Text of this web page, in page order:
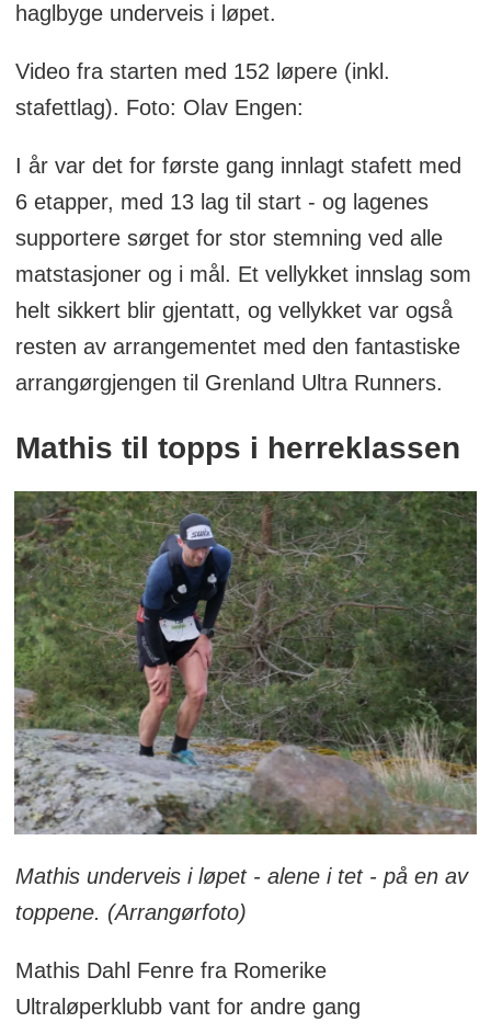
haglbyge underveis i løpet.
Video fra starten med 152 løpere (inkl.
stafettlag). Foto: Olav Engen:
I år var det for første gang innlagt stafett med
6 etapper, med 13 lag til start - og lagenes
supportere sørget for stor stemning ved alle
matstasjoner og i mål. Et vellykket innslag som
helt sikkert blir gjentatt, og vellykket var også
resten av arrangementet med den fantastiske
arrangørgjengen til Grenland Ultra Runners.
Mathis til topps i herreklassen
Mathis underveis i løpet - alene i tet - på en av
toppene. (Arrangørfoto)
Mathis Dahl Fenre fra Romerike
Ultraløperklubb vant for andre gang